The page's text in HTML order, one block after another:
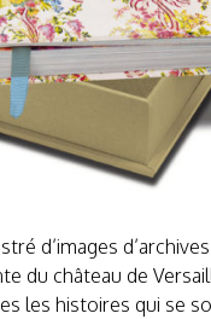
d’images
du château de
les histoires qui se